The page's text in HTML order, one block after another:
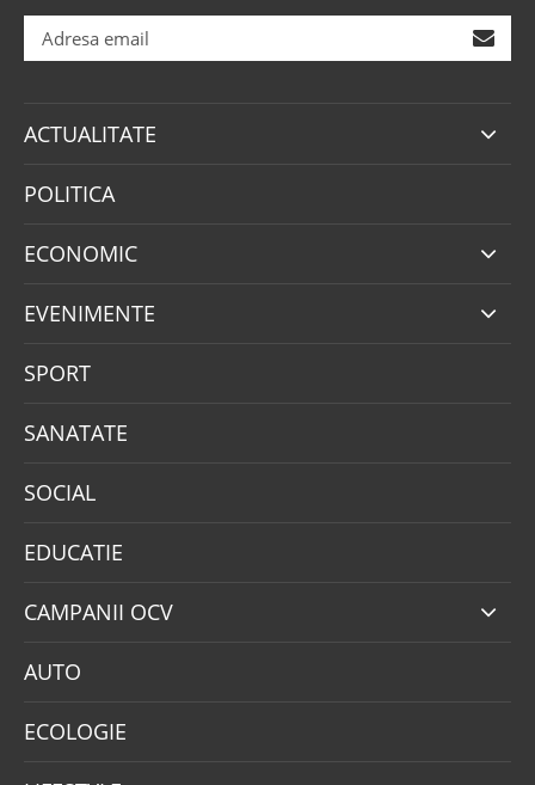
ACTUALITATE
POLITICA
ECONOMIC
EVENIMENTE
SPORT
SANATATE
SOCIAL
EDUCATIE
CAMPANII OCV
AUTO
ECOLOGIE